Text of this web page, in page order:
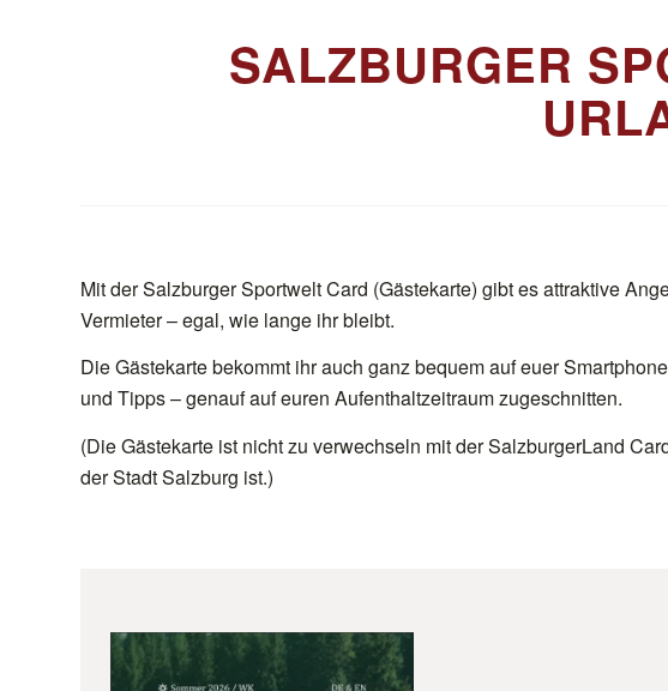
SALZBURGER
Mit der Salzburger Sportwelt Card (Gästekarte) gibt es attraktive
Vermieter – egal, wie lange ihr bleibt.
Die Gästekarte bekommt ihr auch ganz bequem auf euer
und Tipps – genauf auf euren Aufenthaltzeitraum zugeschnitten.
(Die Gästekarte ist nicht zu verwechseln mit der SalzburgerLand
der Stadt Salzburg ist.)